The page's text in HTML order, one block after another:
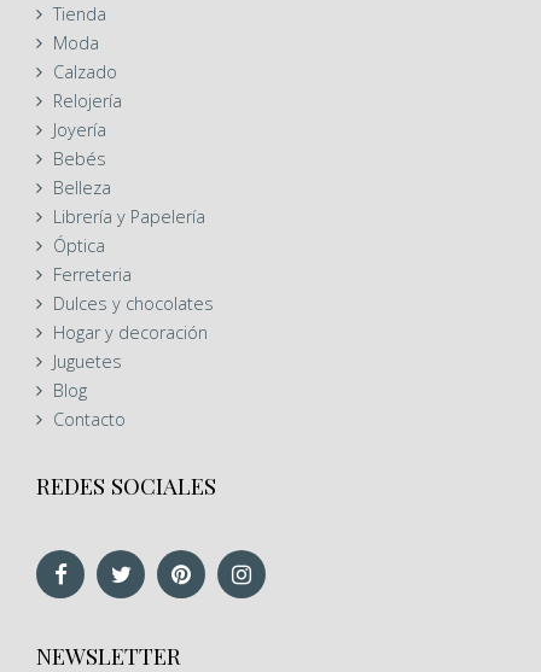
Tienda
Moda
Calzado
Relojería
Joyería
Bebés
Belleza
Librería y Papelería
Óptica
Ferreteria
Dulces y chocolates
Hogar y decoración
Juguetes
Blog
Contacto
REDES SOCIALES
NEWSLETTER